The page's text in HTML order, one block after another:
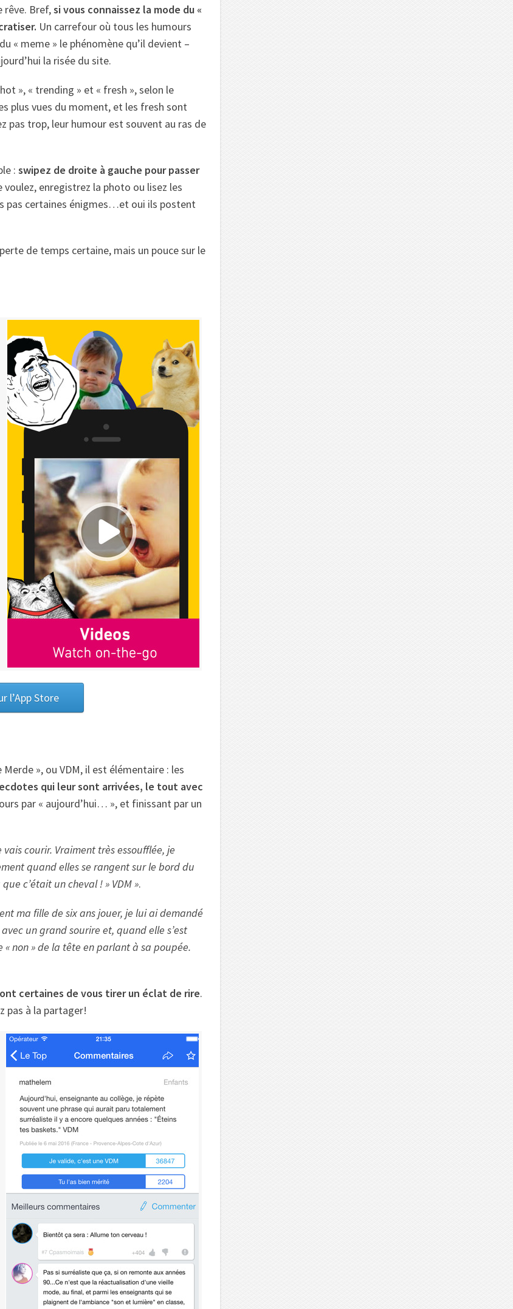
rêve. Bref,si vous connaissez la mode du «
Un carrefour où tous les humours
« meme » le phénomène qu’il devient –
la risée du site.
», « trending » et « fresh », selon le
plus vues du moment, et les fresh sont
pas trop, leur humour est souvent au ras de
: swipez de droite à gauche pour passer
enregistrez la photo ou lisez les
pas certaines énigmes…et oui ils postent
de temps certaine, mais un pouce sur le
l’App Store
», ou VDM, il est élémentaire : les
qui leur sont arrivées, le tout avec
par « aujourd’hui… », et finissant par un
courir. Vraiment très essoufflée, je
quand elles se rangent sur le bord du
c’était un cheval ! » VDM ».
ma fille de six ans jouer, je lui ai demandé
un grand sourire et, quand elle s’est
non » de la tête en parlant à sa poupée.
certaines de vous tirer un éclat de rire.
pas à la partager!